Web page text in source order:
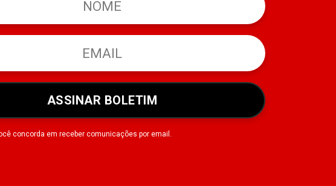
ASSINAR BOLETIM
concorda em receber comunicações por email.